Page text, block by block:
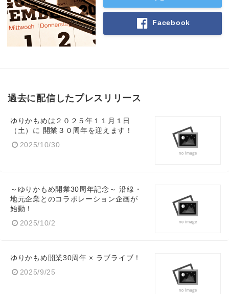
Facebook
過去に配信したプレスリリース
ゆりかもめは２０２５年１１月１日
（土）に 開業３０周年を迎えます！
2025/10/30
～ゆりかもめ開業30周年記念～ 沿線・
地元企業とのコラボレーション企画が
始動！
2025/10/2
ゆりかもめ開業30周年 × ラブライブ！
2025/9/25